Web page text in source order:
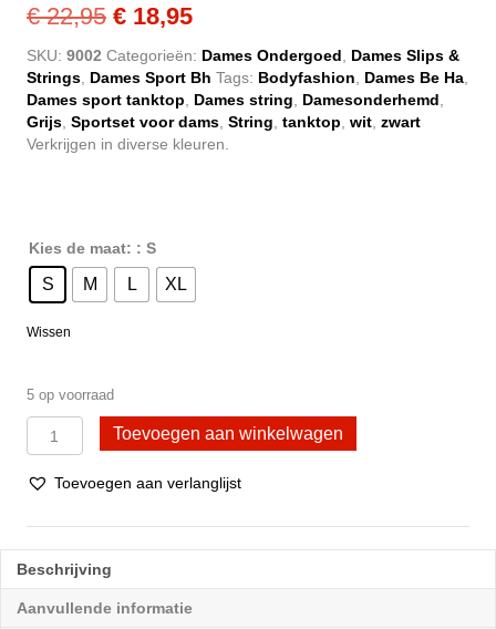
€22,95 Oorspronkelijke
prijs
was:
€ 22,95.
€ 18,95Huidige
prijs
is:
€ 18,95.
SKU: 9002 Categorieën: Dames Ondergoed, Dames Slips &
Strings, Dames Sport Bh Tags: Bodyfashion, Dames Be Ha,
Dames sport tanktop, Dames string, Damesonderhemd,
Grijs, Sportset voor dams, String, tanktop, wit, zwart
Verkrijgen in diverse kleuren.
Kies de maat: : S
S M L XL
Wissen
5 op voorraad
DONEX®
Dames
sportslip
Katoen
Grijs
Toevoegen aan winkelwagen
Toevoegen aan verlanglijst
Beschrijving
Aanvullende informatie